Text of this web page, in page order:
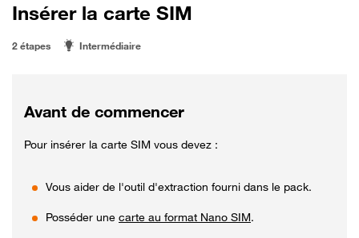
Insérer la carte SIM
2 étapes Intermédiaire
Avant de commencer
Pour insérer la carte SIM vous devez :
Vous aider de l'outil d'extraction fourni dans le pack.
Posséder une carte au format Nano SIM.